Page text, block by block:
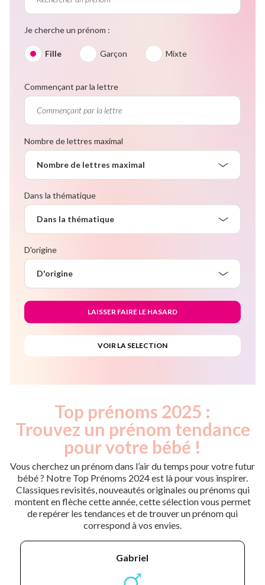
Je cherche un prénom :
Fille Garçon Mixte
Commençant par la lettre
Nombre de lettres maximal
Nombre de lettres maximal
Dans la thématique
Dans la thématique
D'origine
D'origine
Top prénoms 2025 :
Trouvez un prénom tendance
pour votre bébé !
Vous cherchez un prénom dans l’air du temps pour votre futur
bébé ? Notre Top Prénoms 2024 est là pour vous inspirer.
Classiques revisités, nouveautés originales ou prénoms qui
montent en flèche cette année, cette sélection vous permet
de repérer les tendances et de trouver un prénom qui
correspond à vos envies.
gabriel